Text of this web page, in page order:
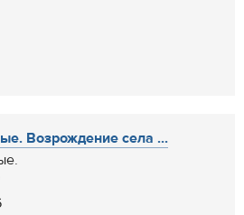
Возрождение села ...